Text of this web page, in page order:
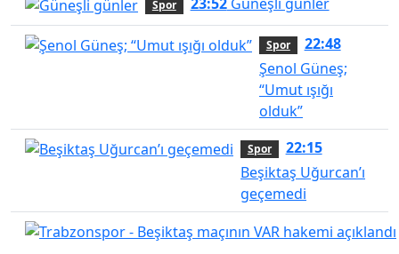
Spor
Spor
22:48
Şenol Güneş;
“Umut ışığı
olduk”
Spor
22:15
Beşiktaş Uğurcan’ı
geçemedi